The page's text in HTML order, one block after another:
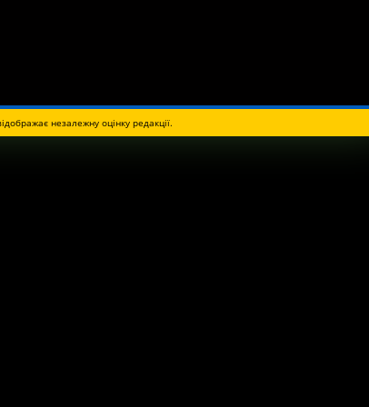
незалежну оцінку редакції.